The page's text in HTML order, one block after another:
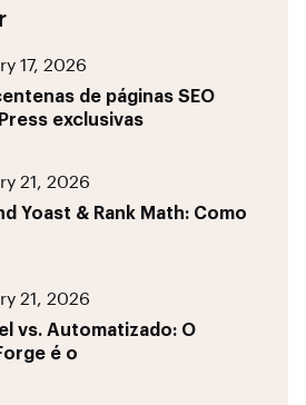
17, 2026
de páginas SEO
exclusivas
21, 2026
Yoast & Rank Math: Como
21, 2026
vs. Automatizado: O
é o